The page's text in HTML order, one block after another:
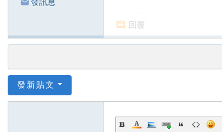
發訊息
回覆
發新貼文